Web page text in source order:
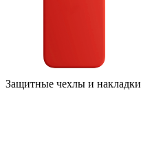
Защитные чехлы и накладки